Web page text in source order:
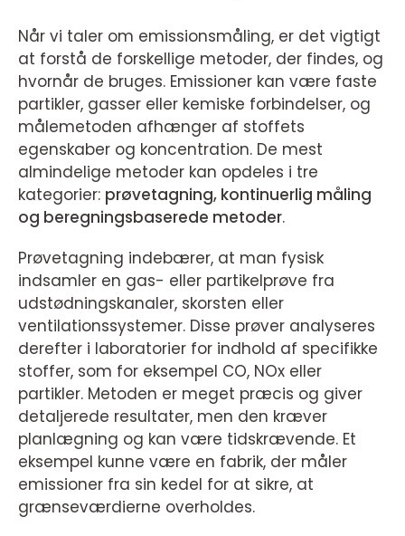
Når vi taler om emissionsmåling, er det vigtigt
at forstå de forskellige metoder, der findes, og
hvornår de bruges. Emissioner kan være faste
partikler, gasser eller kemiske forbindelser, og
målemetoden afhænger af stoffets
egenskaber og koncentration. De mest
almindelige metoder kan opdeles i tre
kategorier: prøvetagning, kontinuerlig måling
og beregningsbaserede metoder.
Prøvetagning indebærer, at man fysisk
indsamler en gas- eller partikelprøve fra
udstødningskanaler, skorsten eller
ventilationssystemer. Disse prøver analyseres
derefter i laboratorier for indhold af specifikke
stoffer, som for eksempel CO, NOx eller
partikler. Metoden er meget præcis og giver
detaljerede resultater, men den kræver
planlægning og kan være tidskrævende. Et
eksempel kunne være en fabrik, der måler
emissioner fra sin kedel for at sikre, at
grænseværdierne overholdes.